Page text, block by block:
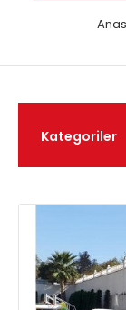
Kategoriler